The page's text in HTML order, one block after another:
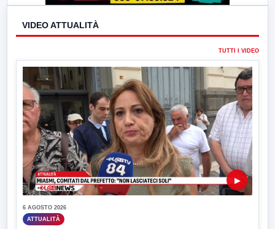
VIDEO ATTUALITÀ
TUTTI I VIDEO
▶
6 AGOSTO 2026
ATTUALITÀ